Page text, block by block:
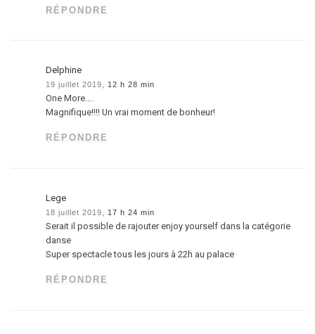
RÉPONDRE
Delphine
19 juillet 2019, 12 h 28 min
One More….
Magnifique!!!! Un vrai moment de bonheur!
RÉPONDRE
Lege
18 juillet 2019, 17 h 24 min
Serait il possible de rajouter enjoy yourself dans la catégorie
danse
Super spectacle tous les jours à 22h au palace
RÉPONDRE